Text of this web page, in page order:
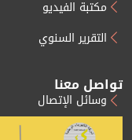
مكتبة الفيديو
التقرير السنوي
تواصل معنا
وسائل الإتصال